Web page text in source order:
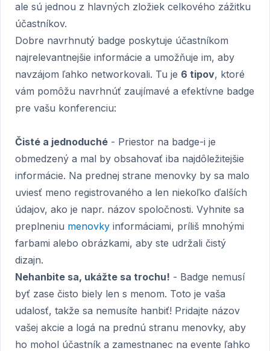
Prepnúť na tmavý režim
Prihlásenie
ale sú jednou z hlavných zložiek celkového zážitku
účastníkov.
Dobre navrhnutý badge poskytuje účastníkom
najrelevantnejšie informácie a umožňuje im, aby
navzájom ľahko networkovali. Tu je 6 tipov, ktoré
vám pomôžu navrhnúť zaujímavé a efektívne badge
pre vašu konferenciu:
Čisté a jednoduché - Priestor na badge-i je
obmedzený a mal by obsahovať iba najdôležitejšie
informácie. Na prednej strane menovky by sa malo
uviesť meno registrovaného a len niekoľko ďalších
údajov, ako je napr. názov spoločnosti. Vyhnite sa
preplneniu menovky informáciami, príliš mnohými
farbami alebo obrázkami, aby ste udržali čistý
dizajn.
Nehanbite sa, ukážte sa trochu! - Badge nemusí
byť zase čisto biely len s menom. Toto je vaša
udalosť, takže sa nemusíte hanbiť! Pridajte názov
vašej akcie a logá na prednú stranu menovky, aby
ho mohol účastník a zamestnanec na evente ľahko